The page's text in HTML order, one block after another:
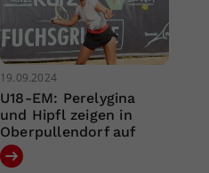
19.09.2024
U18-EM: Perelygina
und Hipfl zeigen in
Oberpullendorf auf